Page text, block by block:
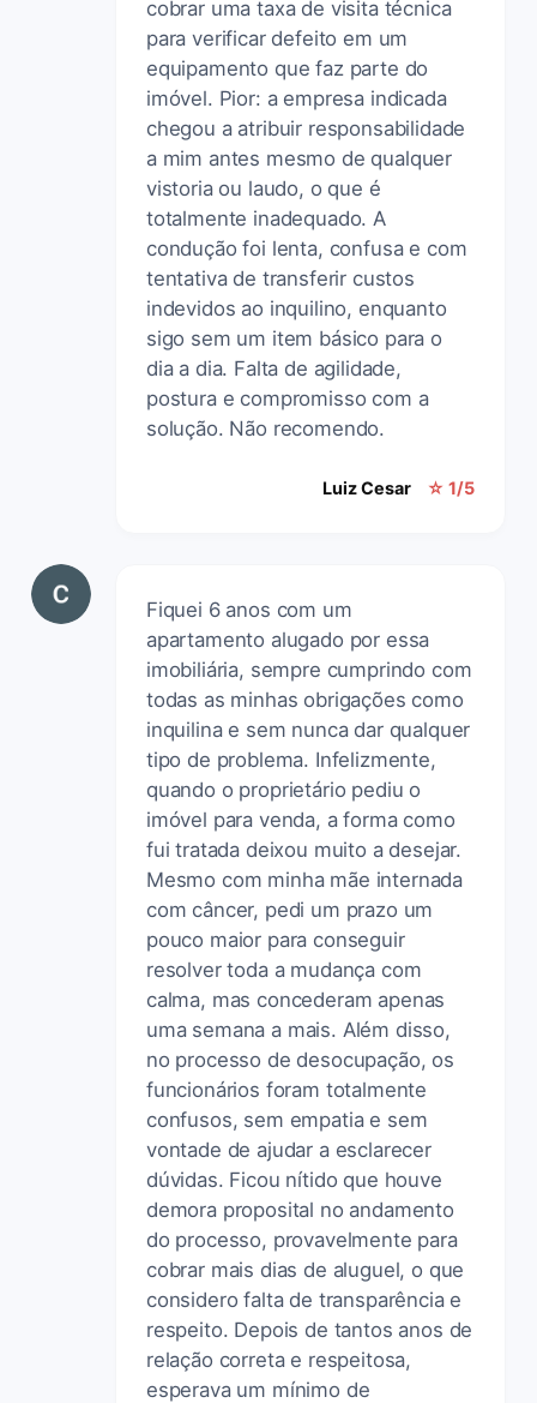
cobrar uma taxa de visita técnica
para verificar defeito em um
equipamento que faz parte do
imóvel. Pior: a empresa indicada
chegou a atribuir responsabilidade
a mim antes mesmo de qualquer
vistoria ou laudo, o que é
totalmente inadequado. A
condução foi lenta, confusa e com
tentativa de transferir custos
indevidos ao inquilino, enquanto
sigo sem um item básico para o
dia a dia. Falta de agilidade,
postura e compromisso com a
solução. Não recomendo.
Luiz Cesar ☆ 1/5
Fiquei 6 anos com um
apartamento alugado por essa
imobiliária, sempre cumprindo com
todas as minhas obrigações como
inquilina e sem nunca dar qualquer
tipo de problema. Infelizmente,
quando o proprietário pediu o
imóvel para venda, a forma como
fui tratada deixou muito a desejar.
Mesmo com minha mãe internada
com câncer, pedi um prazo um
pouco maior para conseguir
resolver toda a mudança com
calma, mas concederam apenas
uma semana a mais. Além disso,
no processo de desocupação, os
funcionários foram totalmente
confusos, sem empatia e sem
vontade de ajudar a esclarecer
dúvidas. Ficou nítido que houve
demora proposital no andamento
do processo, provavelmente para
cobrar mais dias de aluguel, o que
considero falta de transparência e
respeito. Depois de tantos anos de
relação correta e respeitosa,
esperava um mínimo de